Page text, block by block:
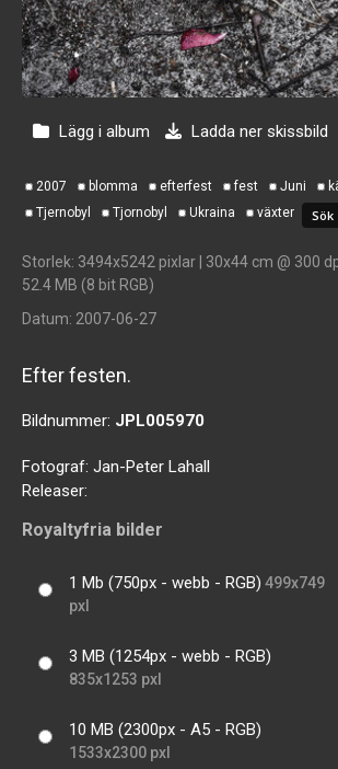
Lägg i album Ladda ner skissbild
2007 blomma efterfest fest Juni
Tjernobyl
Tjornobyl Ukraina växter
Storlek: 3494x5242 pixlar | 30x44 cm @ 300
52.4 MB (8 bit RGB)
Datum: 2007-06-27
Efter festen.
Bildnummer: JPL005970
Fotograf: Jan-Peter Lahall
Releaser:
Royaltyfria bilder
1 Mb (750px - webb - RGB) 499x749
pxl
3 MB (1254px - webb - RGB)
835x1253 pxl
10 MB (2300px - A5 - RGB)
1533x2300 pxl